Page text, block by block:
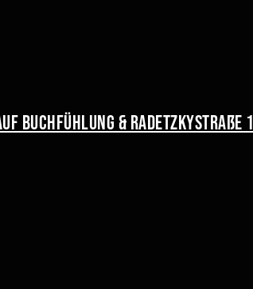
Buchfühlung & Radetzkystraße 1